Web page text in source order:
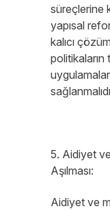
süreçlerine
yapısal
kalıcı
5. Aidiyet
Aşılması:
Aidiyet ve